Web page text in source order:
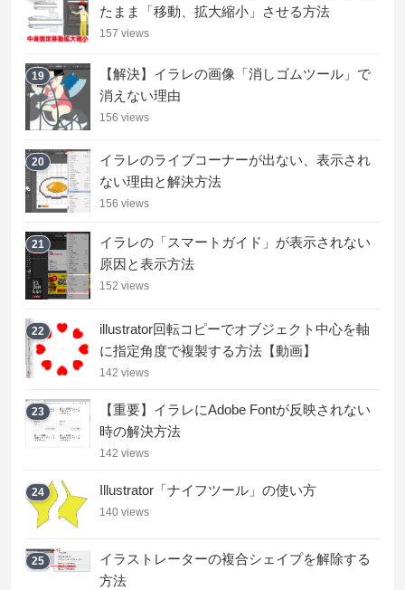
たまま「移動、拡大縮小」させる方法
157 views
19
【解決】イラレの画像「消しゴムツール」で
消えない理由
156 views
20
イラレのライブコーナーが出ない、表示され
ない理由と解決方法
156 views
21
イラレの「スマートガイド」が表示されない
原因と表示方法
152 views
22
illustrator回転コピーでオブジェクト中心を軸
に指定角度で複製する方法【動画】
142 views
23
【重要】イラレにAdobe Fontが反映されない
時の解決方法
142 views
24 Illustrator「ナイフツール」の使い方
140 views
25
イラストレーターの複合シェイプを解除する
方法